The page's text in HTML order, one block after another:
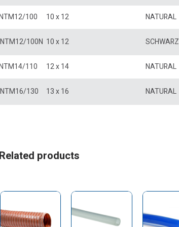
100 10 x 12 NATURAL
NTM12/100N 10 x 12 SCHWARZ
110 12 x 14 NATURAL
NTM16/130 13 x 16 NATURAL
products